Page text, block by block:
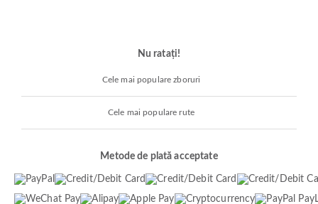
Nu ratați!
Cele mai populare zboruri
Cele mai populare rute
Metode de plată acceptate